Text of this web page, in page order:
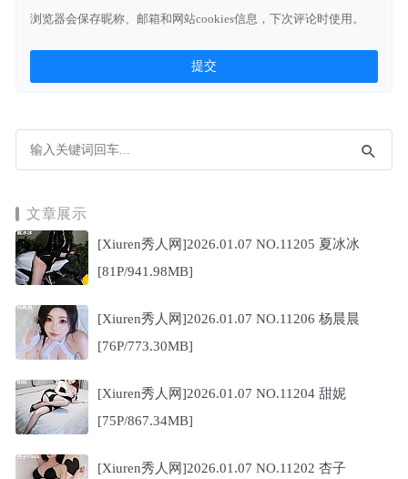
浏览器会保存昵称、邮箱和网站cookies信息，下次评论时使用。
文章展示
[Xiuren秀人网]2026.01.07 NO.11205 夏冰冰
[81P/941.98MB]
[Xiuren秀人网]2026.01.07 NO.11206 杨晨晨
[76P/773.30MB]
[Xiuren秀人网]2026.01.07 NO.11204 甜妮
[75P/867.34MB]
[Xiuren秀人网]2026.01.07 NO.11202 杏子